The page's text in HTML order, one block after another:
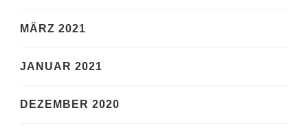
MÄRZ 2021
JANUAR 2021
DEZEMBER 2020